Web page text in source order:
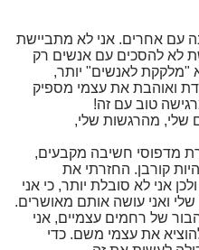
עם אחרים. אני לא מתביישת
לא להסכים עם אנשים רק
"מלקקת לאנשים" יותר,
ואוהבת את עצמי מספיק
טוב עם זה!
שלי, מהרגשות שלי,
מדפוסי חשיבה מקבעים,
קורבן. החזרתי את
אני לא סובלת יותר, כי אני
ואני עושה אותם מאושרים.
של רחמים עצמיים, אני
את עצמי משם. כדי